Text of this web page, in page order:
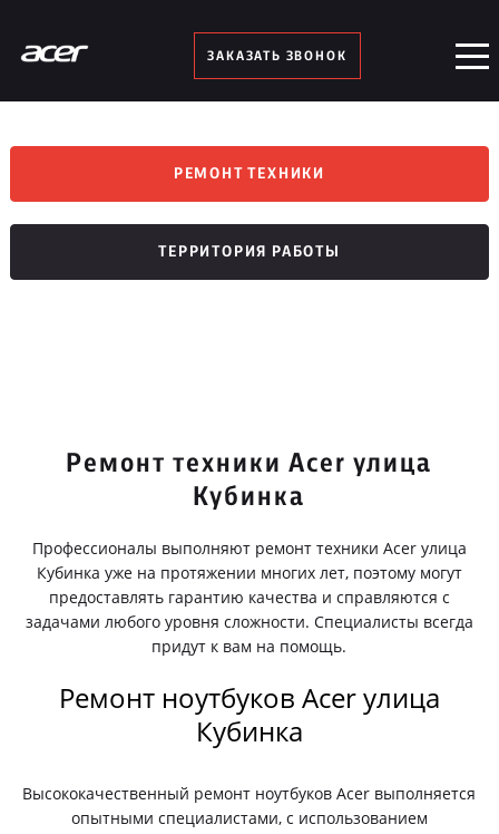
ЗАКАЗАТЬ ЗВОНОК
РЕМОНТ ТЕХНИКИ
ТЕРРИТОРИЯ РАБОТЫ
Ремонт техники Acer улица
Кубинка
Профессионалы выполняют ремонт техники Acer улица
Кубинка уже на протяжении многих лет, поэтому могут
предоставлять гарантию качества и справляются с
задачами любого уровня сложности. Специалисты всегда
придут к вам на помощь.
Ремонт ноутбуков Acer улица
Кубинка
Высококачественный ремонт ноутбуков Acer выполняется
опытными специалистами, с использованием